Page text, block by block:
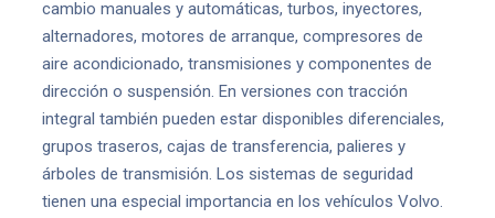
cambio manuales y automáticas, turbos, inyectores,
alternadores, motores de arranque, compresores de
aire acondicionado, transmisiones y componentes de
dirección o suspensión. En versiones con tracción
integral también pueden estar disponibles diferenciales,
grupos traseros, cajas de transferencia, palieres y
árboles de transmisión. Los sistemas de seguridad
tienen una especial importancia en los vehículos Volvo.